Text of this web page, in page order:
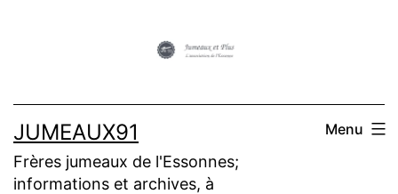
JUMEAUX91
Frères jumeaux de l'Essonnes;
informations et archives, à
Menu